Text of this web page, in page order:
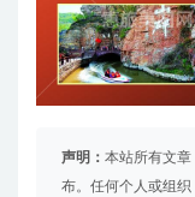
声明： 本站所有文
布。任何个人或组织